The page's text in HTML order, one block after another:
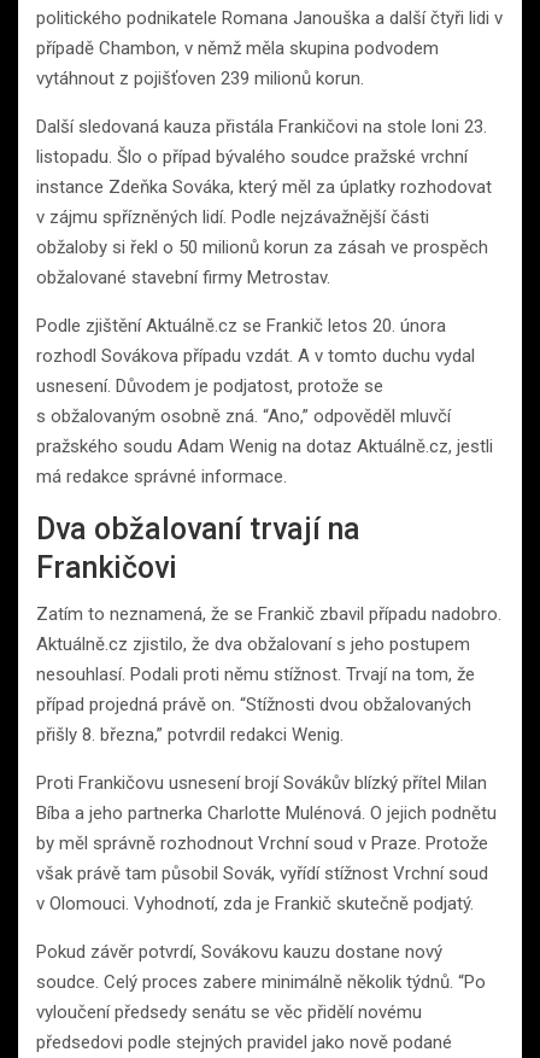
politického podnikatele Romana Janouška a další čtyři lidi v
případě Chambon, v němž měla skupina podvodem
vytáhnout z pojišťoven 239 milionů korun.
Další sledovaná kauza přistála Frankičovi na stole loni 23.
listopadu. Šlo o případ bývalého soudce pražské vrchní
instance Zdeňka Sováka, který měl za úplatky rozhodovat
v zájmu spřízněných lidí. Podle nejzávažnější části
obžaloby si řekl o 50 milionů korun za zásah ve prospěch
obžalované stavební firmy Metrostav.
Podle zjištění Aktuálně.cz se Frankič letos 20. února
rozhodl Sovákova případu vzdát. A v tomto duchu vydal
usnesení. Důvodem je podjatost, protože se
s obžalovaným osobně zná. “Ano,” odpověděl mluvčí
pražského soudu Adam Wenig na dotaz Aktuálně.cz, jestli
má redakce správné informace.
Dva obžalovaní trvají na
Frankičovi
Zatím to neznamená, že se Frankič zbavil případu nadobro.
Aktuálně.cz zjistilo, že dva obžalovaní s jeho postupem
nesouhlasí. Podali proti němu stížnost. Trvají na tom, že
případ projedná právě on. “Stížnosti dvou obžalovaných
přišly 8. března,” potvrdil redakci Wenig.
Proti Frankičovu usnesení brojí Sovákův blízký přítel Milan
Bíba a jeho partnerka Charlotte Mulénová. O jejich podnětu
by měl správně rozhodnout Vrchní soud v Praze. Protože
však právě tam působil Sovák, vyřídí stížnost Vrchní soud
v Olomouci. Vyhodnotí, zda je Frankič skutečně podjatý.
Pokud závěr potvrdí, Sovákovu kauzu dostane nový
soudce. Celý proces zabere minimálně několik týdnů. “Po
vyloučení předsedy senátu se věc přidělí novému
předsedovi podle stejných pravidel jako nově podané